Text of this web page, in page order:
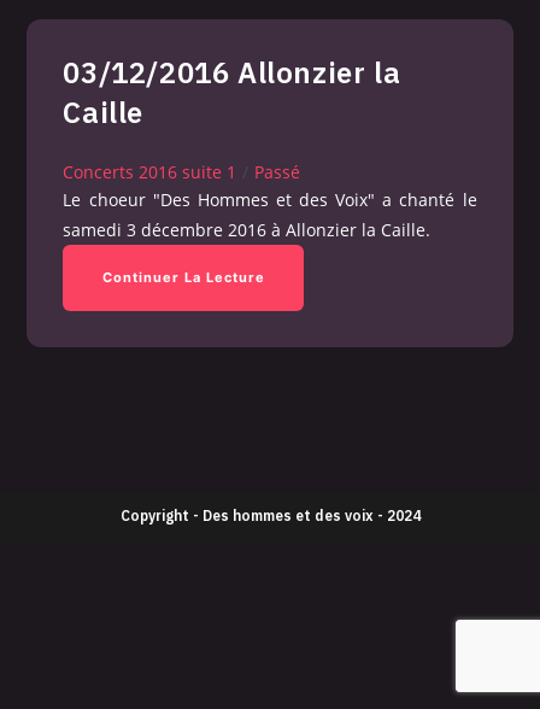
03/12/2016 Allonzier la
Caille
Concerts 2016 suite 1 / Passé
Le choeur "Des Hommes et des Voix" a chanté le
samedi 3 décembre 2016 à Allonzier la Caille.
Continuer La Lecture
Copyright - Des hommes et des voix - 2024